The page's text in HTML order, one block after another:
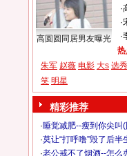
高圆圆同居男友曝光
·
·
·
热
朱军 赵薇 电影 大s 选秀
笑 明星
精彩推荐
·睡觉减肥--瘦到你尖叫
·莫让“打呼噜”毁了后半
·老公戒不了烟酒--怎么